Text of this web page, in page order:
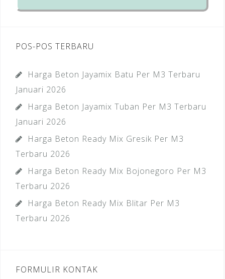
POS-POS TERBARU
Harga Beton Jayamix Batu Per M3 Terbaru
Januari 2026
Harga Beton Jayamix Tuban Per M3 Terbaru
Januari 2026
Harga Beton Ready Mix Gresik Per M3
Terbaru 2026
Harga Beton Ready Mix Bojonegoro Per M3
Terbaru 2026
Harga Beton Ready Mix Blitar Per M3
Terbaru 2026
FORMULIR KONTAK